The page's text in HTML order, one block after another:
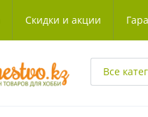
Скидки и акции
Все